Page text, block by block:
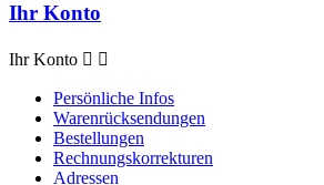
Ihr Konto
Ihr Konto  
Persönliche Infos
Warenrücksendungen
Bestellungen
Rechnungskorrekturen
Adressen